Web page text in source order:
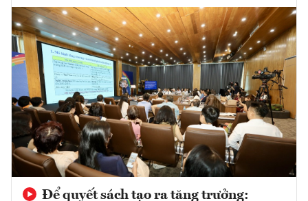
Để quyết sách tạo ra tăng trưởng: